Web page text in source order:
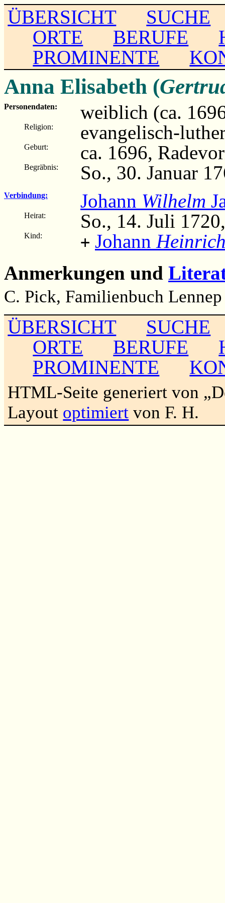
ÜBERSICHT
SUCHE
ORTE
BERUFE
PROMINENTE
Anna Elisabeth (
Personendaten: weiblich (ca.
Religion: evangelisch-
Geburt: ca. 1696,
Begräbnis: So., 30. Januar
Verbindung: Johann Wilhelm
Heirat: So., 14. Juli
Kind: + Johann
Anmerkungen und
C. Pick, Familienbuch
ÜBERSICHT
SUCHE
ORTE
BERUFE
PROMINENTE
HTML-Seite generiert von
Layout optimiert von F. H.